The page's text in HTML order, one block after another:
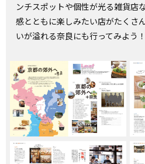
ンチスポットや個性が光る雑貨店
感とともに楽しみたい店がたくさ
いが溢れる奈良にも行ってみよう！